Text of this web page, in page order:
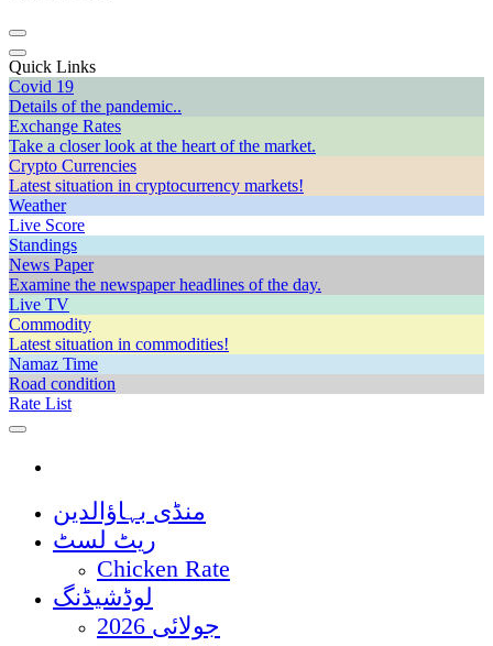
Quick Links
Covid 19
Details of the pandemic..
Exchange Rates
Take a closer look at the heart of the market.
Crypto Currencies
Latest situation in cryptocurrency markets!
Weather
Live Score
Standings
News Paper
Examine the newspaper headlines of the day.
Live TV
Commodity
Latest situation in commodities!
Namaz Time
Road condition
Rate List
منڈی بہاؤالدین
ریٹ لسٹ
Chicken Rate
لوڈشیڈنگ
جولائی 2026